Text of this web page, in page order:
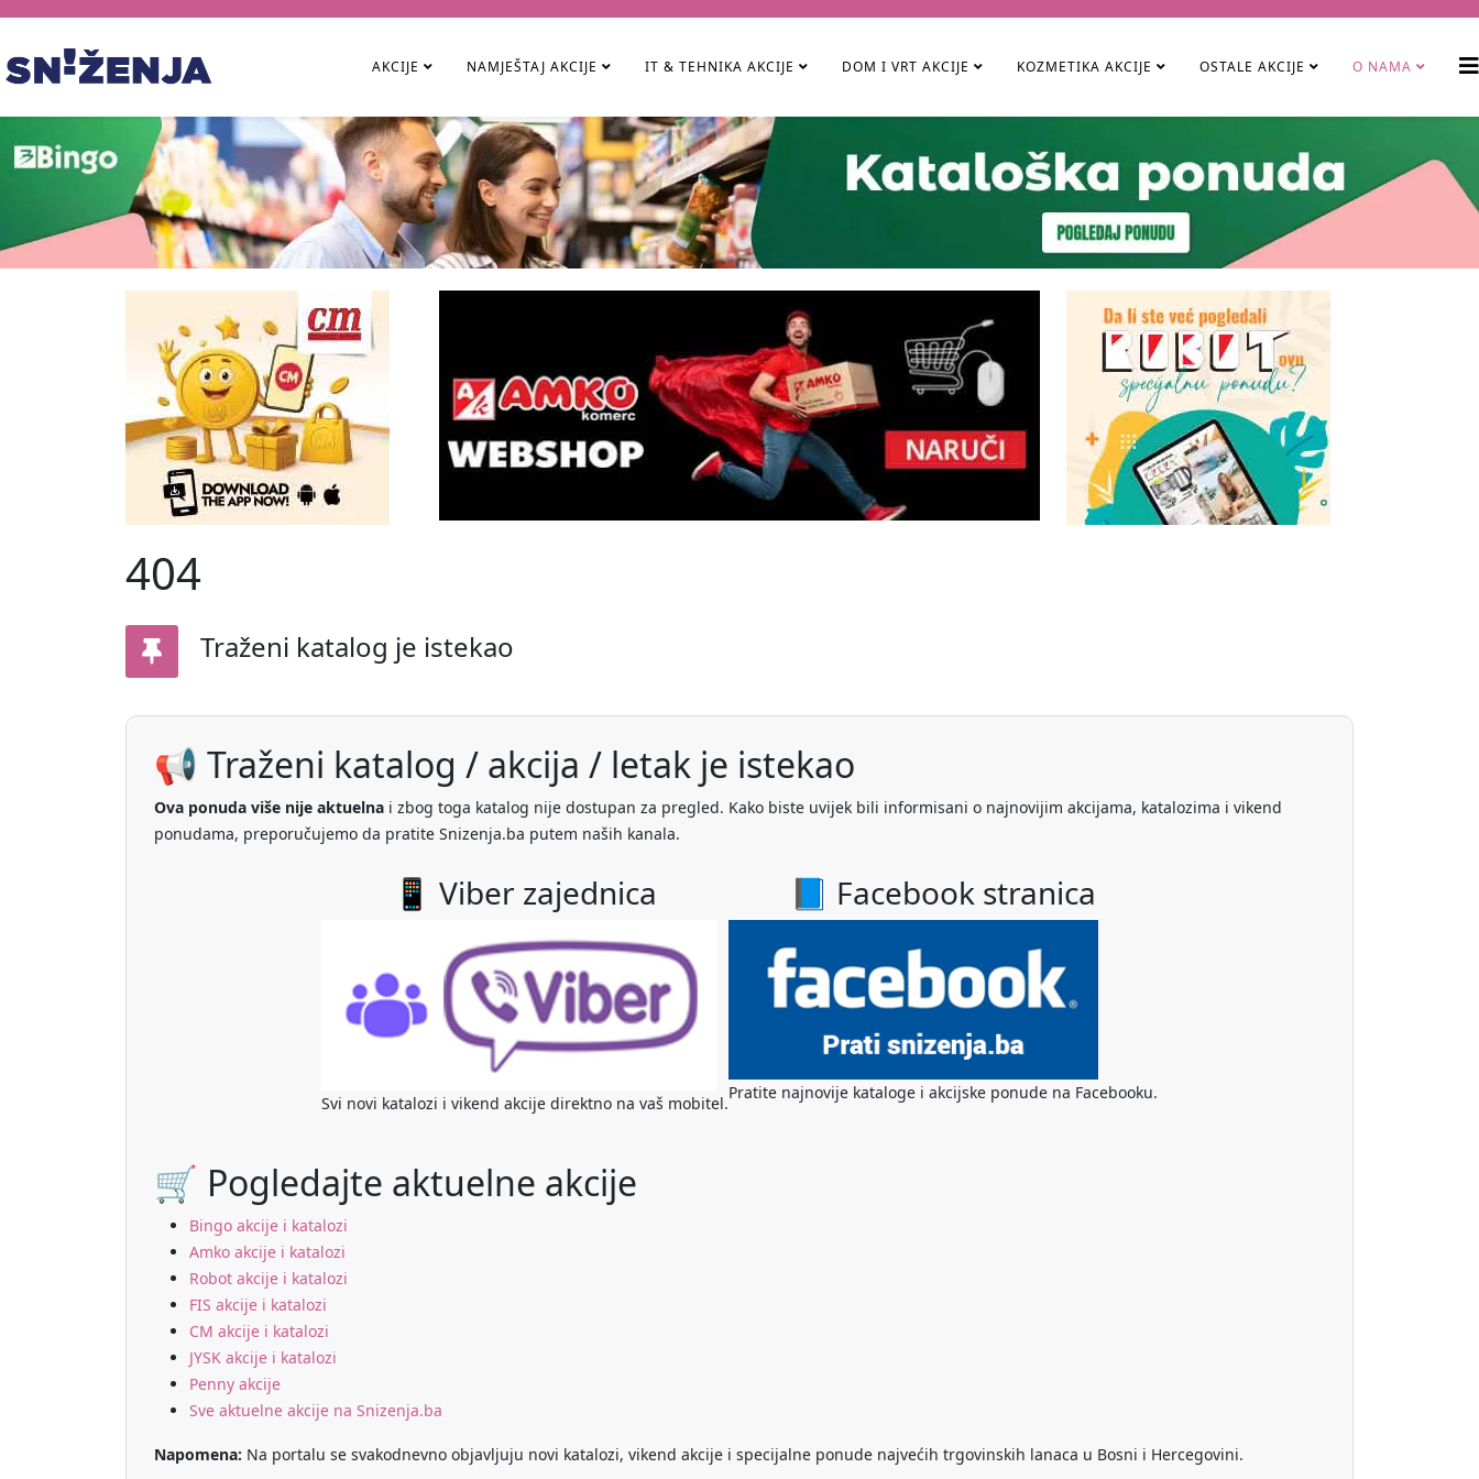
AKCIJE NAMJEŠTAJ AKCIJE IT & TEHNIKA AKCIJE DOM I VRT AKCIJE KOZMETIKA AKCIJE OSTALE AKCIJE O NAMA
404
Traženi katalog je istekao
📢 Traženi katalog / akcija / letak je istekao
Ova ponuda više nije aktuelna i zbog toga katalog nije dostupan za pregled. Kako biste uvijek bili informisani o najnovijim akcijama, katalozima i vikend
ponudama, preporučujemo da pratite Snizenja.ba putem naših kanala.
📱 Viber zajednica
Svi novi katalozi i vikend akcije direktno na vaš mobitel.
📘 Facebook stranica
Pratite najnovije kataloge i akcijske ponude na Facebooku.
🛒 Pogledajte aktuelne akcije
Bingo akcije i katalozi
Amko akcije i katalozi
Robot akcije i katalozi
FIS akcije i katalozi
CM akcije i katalozi
JYSK akcije i katalozi
Penny akcije
Sve aktuelne akcije na Snizenja.ba
Napomena: Na portalu se svakodnevno objavljuju novi katalozi, vikend akcije i specijalne ponude najvećih trgovinskih lanaca u Bosni i Hercegovini.